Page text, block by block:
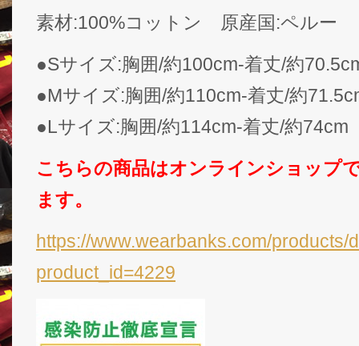
素材:100%コットン 原産国:ペルー
●Sサイズ:胸囲/約100cm-着丈/約
●Mサイズ:胸囲/約110cm-着丈/約
●Lサイズ:胸囲/約114cm-着丈/約74cm
こちらの商品はオンラインショップ
ます。
https://www.wearbanks.com/products/
product_id=4229